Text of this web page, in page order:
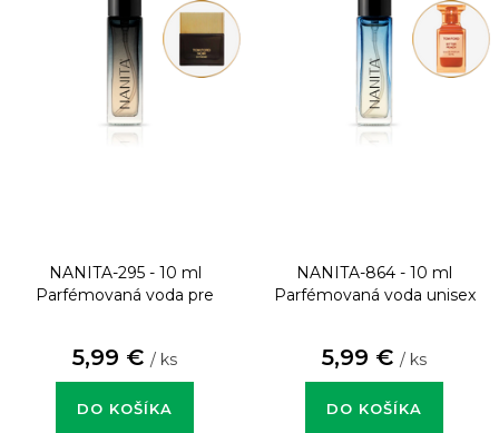
NANITA-295 - 10 ml
Parfémovaná voda pre
5,99 € / ks
DO KOŠÍKA
NANITA-864 - 10 ml
Parfémovaná voda unisex
5,99 € / ks
DO KOŠÍKA